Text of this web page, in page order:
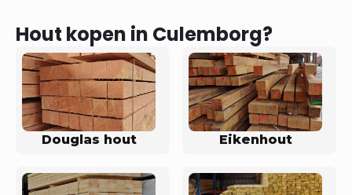
Hout kopen in Culemborg?
Douglas hout Eikenhout